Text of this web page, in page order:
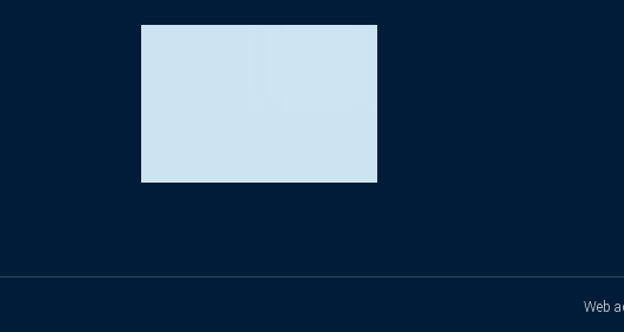
Web